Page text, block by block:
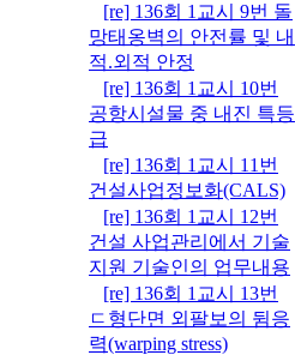
[re] 136회 1교시 9번 돌
망태옹벽의 안전률 및 내
적.외적 안정
[re] 136회 1교시 10번
공항시설물 중 내진 특등
급
[re] 136회 1교시 11번
건설사업정보화(CALS)
[re] 136회 1교시 12번
건설 사업관리에서 기술
지원 기술인의 업무내용
[re] 136회 1교시 13번
ㄷ형단면 외팔보의 뒴응
력(warping stress)